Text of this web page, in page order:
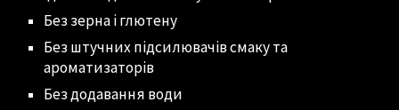
Без зерна і глютену
Без штучних підсилювачів смаку та
ароматизаторів
Без додавання води